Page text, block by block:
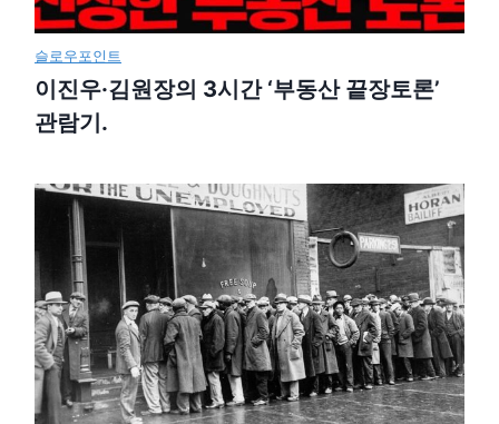
슬로우포인트
이진우·김원장의 3시간 ‘부동산 끝장토론’
관람기.